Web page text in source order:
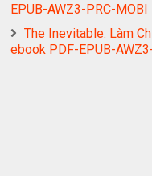
EPUB-AWZ3-PRC-MOBI
The Inevitable: Làm
ebook PDF-EPUB-